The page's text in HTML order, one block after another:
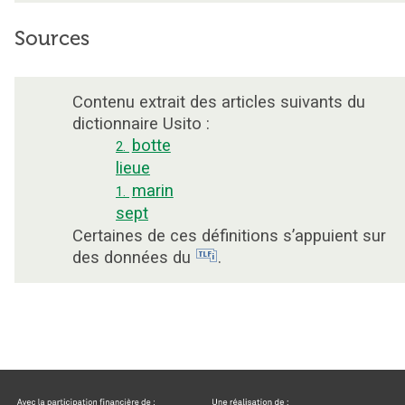
Sources
Contenu extrait des articles suivants du
dictionnaire Usito :
2. botte
lieue
1. marin
sept
Certaines de ces définitions s’appuient sur
des données du
.